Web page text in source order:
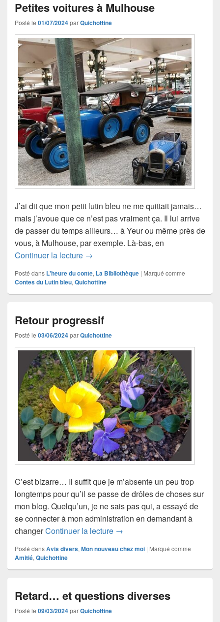
Petites voitures à Mulhouse
Posté le 01/07/2024parQuichottine
J’ai dit que mon petit lutin bleu ne me quittait jamais…
mais j’avoue que ce n’est pas vraiment ça. Il lui arrive
de passer du temps ailleurs… à Yeur ou même près de
vous, à Mulhouse, par exemple. Là-bas, en
Continuer la lecture Petites voitures à Mulhouse
→
Posté dans L'heure du conte, La Bibliothèque | Marqué comme
Contes du Lutin bleu, Quichottine
Retour progressif
Posté le 03/06/2024parQuichottine
C’est bizarre… Il suffit que je m’absente un peu trop
longtemps pour qu’il se passe de drôles de choses sur
mon blog. Quelqu’un, je ne sais pas qui, a essayé de
se connecter à mon administration en demandant à
changerContinuer la lecture Retour progressif
→
Posté dansAvis divers, Mon nouveau chez moi | Marqué comme
Amitié, Quichottine
Retard… et questions diverses
Posté le 09/03/2024parQuichottine